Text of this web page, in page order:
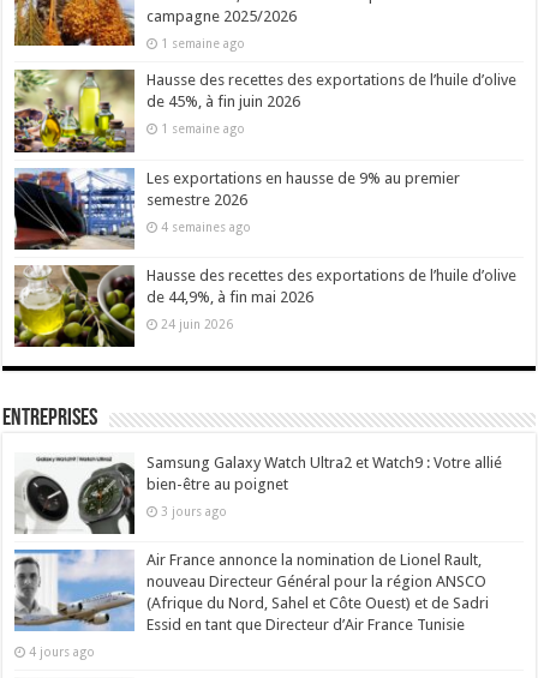
campagne 2025/2026
1 semaine ago
Hausse des recettes des exportations de l’huile d’olive
de 45%, à fin juin 2026
1 semaine ago
Les exportations en hausse de 9% au premier
semestre 2026
4 semaines ago
Hausse des recettes des exportations de l’huile d’olive
de 44,9%, à fin mai 2026
24 juin 2026
Entreprises
Samsung Galaxy Watch Ultra2 et Watch9 : Votre allié
bien-être au poignet
3 jours ago
Air France annonce la nomination de Lionel Rault,
nouveau Directeur Général pour la région ANSCO
(Afrique du Nord, Sahel et Côte Ouest) et de Sadri
Essid en tant que Directeur d’Air France Tunisie
4 jours ago